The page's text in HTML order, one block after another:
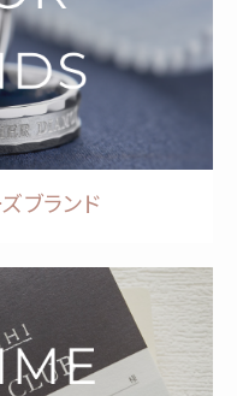
ブランド